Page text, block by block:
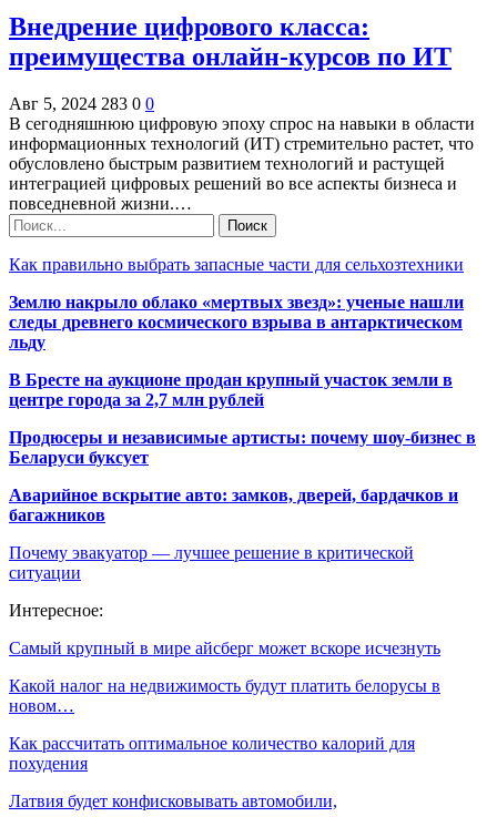
Внедрение цифрового класса:
преимущества онлайн-курсов по ИТ
Авг 5, 2024 283 0 0
В сегодняшнюю цифровую эпоху спрос на навыки в области
информационных технологий (ИТ) стремительно растет, что
обусловлено быстрым развитием технологий и растущей
интеграцией цифровых решений во все аспекты бизнеса и
повседневной жизни.…
Как правильно выбрать запасные части для сельхозтехники
Землю накрыло облако «мертвых звезд»: ученые нашли
следы древнего космического взрыва в антарктическом
льду
В Бресте на аукционе продан крупный участок земли в
центре города за 2,7 млн рублей
Продюсеры и независимые артисты: почему шоу-бизнес в
Беларуси буксует
Аварийное вскрытие авто: замков, дверей, бардачков и
багажников
Почему эвакуатор — лучшее решение в критической
ситуации
Интересное:
Самый крупный в мире айсберг может вскоре исчезнуть
Какой налог на недвижимость будут платить белорусы в
новом…
Как рассчитать оптимальное количество калорий для
похудения
Латвия будет конфисковывать автомобили,